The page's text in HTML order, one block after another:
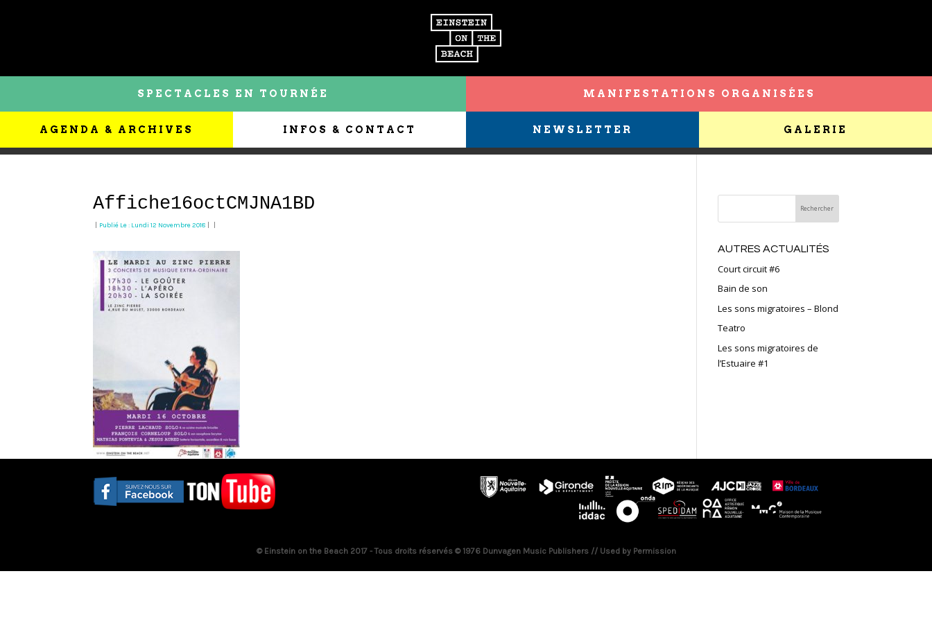
SPECTACLES EN TOURNÉE MANIFESTATIONS ORGANISÉES
AGENDA & ARCHIVES INFOS & CONTACT NEWSLETTER GALERIE
Affiche16octCMJNA1BD
Publié Le : Lundi 12 Novembre 2018
AUTRES ACTUALITÉS
Court circuit #6
Bain de son
Les sons migratoires – Blond
Teatro
Les sons migratoires de
l’Estuaire #1
© Einstein on the Beach 2017 - Tous droits réservés © 1976 Dunvagen Music Publishers // Used by Permission